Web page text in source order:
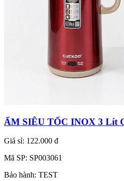
ẤM SIÊU TỐC INOX 3 Lít
Giá sỉ: 122.000 đ
Mã SP: SP003061
Bảo hành: TEST